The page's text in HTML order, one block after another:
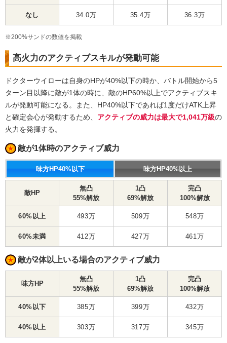
なし 34.0万 35.4万 36.3万
※200%サンドの数値を掲載
高火力のアクティブスキルが発動可能
ドクターウイローは自身のHPが40%以下の時か、バトル開始から5
ターン目以降に敵が1体の時に、敵のHP60%以上でアクティブスキ
ルが発動可能になる。また、HP40%以下であれば1度だけATK上昇
と確定会心が発動するため、 アクティブの威力は最大で1,041万級の
火力を発揮する。
敵が1体時のアクティブ威力
味方HP40%以下 味方HP40%以上
敵HP
無凸
55%解放
1凸
69%解放
完凸
100%解放
60%以上 493万 509万 548万
60%未満 412万 427万 461万
敵が2体以上いる場合のアクティブ威力
味方HP
無凸
55%解放
1凸
69%解放
完凸
100%解放
40%以下 385万 399万 432万
40%以上 303万 317万 345万